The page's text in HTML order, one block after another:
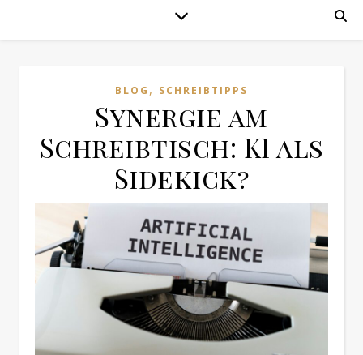
BLOG , SCHREIBTIPPS
Synergie am
Schreibtisch: KI als
Sidekick?